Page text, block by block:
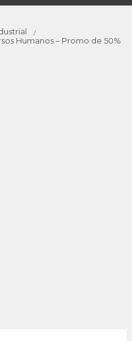
Humanos – Promo de 50%